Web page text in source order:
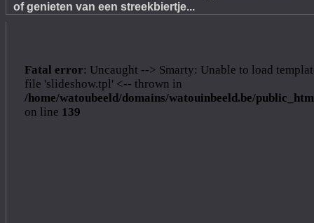
of genieten van een streekbiertje...